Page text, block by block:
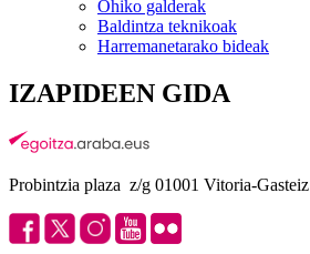
Ohiko galderak
Baldintza teknikoak
Harremanetarako bideak
IZAPIDEEN GIDA
Probintzia plaza z/g 01001 Vitoria-Gasteiz